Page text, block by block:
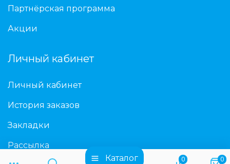
Каталог 0 0
Партнёрская программа
Акции
Личный кабинет
Личный кабинет
История заказов
Закладки
Рассылка